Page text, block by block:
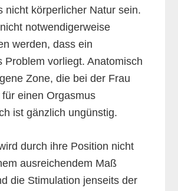
nicht körperlicher Natur sein.
notwendigerweise
werden, dass ein
Problem vorliegt. Anatomisch
Zone, die bei der Frau
einen Orgasmus
ist gänzlich ungünstig.
durch ihre Position nicht
ausreichendem Maß
die Stimulation jenseits der